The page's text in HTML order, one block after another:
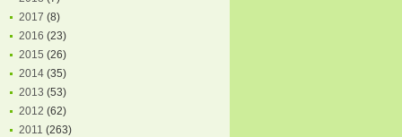
2017 (8)
2016 (23)
2015 (26)
2014 (35)
2013 (53)
2012 (62)
2011 (263)